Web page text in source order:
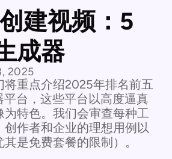
建视频：5
成器
2025
将重点介绍2025年排名前五
台，这些平台以高度逼真
为特色。我们会审查每种工
创作者和企业的理想用例以
是免费套餐的限制）。